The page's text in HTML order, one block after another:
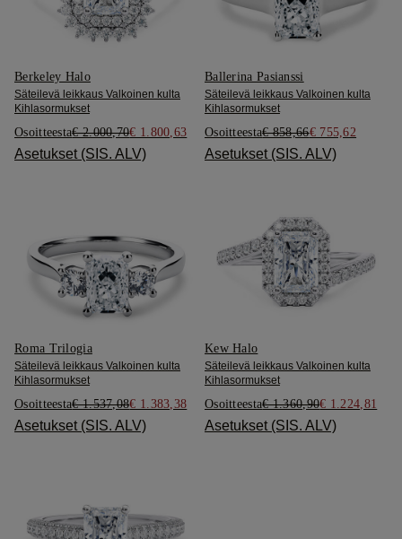
Berkeley Halo
Säteilevä leikkaus Valkoinen kulta
Kihlasormukset
Osoitteesta€ 2.000,70€ 1.800,63
Asetukset (SIS. ALV)
Ballerina Pasianssi
Säteilevä leikkaus Valkoinen kulta
Kihlasormukset
Osoitteesta€ 858,66€ 755,62
Asetukset (SIS. ALV)
Roma Trilogia
Säteilevä leikkaus Valkoinen kulta
Kihlasormukset
Osoitteesta€ 1.537,08€ 1.383,38
Asetukset (SIS. ALV)
Kew Halo
Säteilevä leikkaus Valkoinen kulta
Kihlasormukset
Osoitteesta€ 1.360,90€ 1.224,81
Asetukset (SIS. ALV)